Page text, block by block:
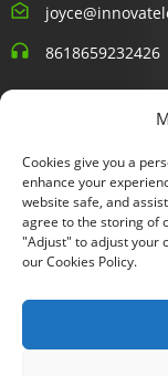
8618659232426
Boletines
Ingresa tu email y
planes.
Consultar Ahora
Cookies give you a
enhance your
website safe, and
agree to the storing of
"Adjust" to adjust your
our Cookies Policy.